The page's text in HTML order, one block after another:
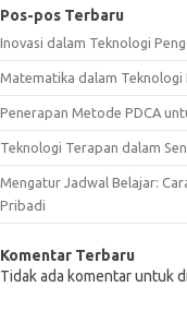
Pos-pos Terbaru
Inovasi dalam Teknologi
Matematika dalam Teknologi
Penerapan Metode PDCA
Teknologi Terapan dalam
Mengatur Jadwal Belajar:
Pribadi
Komentar Terbaru
Tidak ada komentar untuk